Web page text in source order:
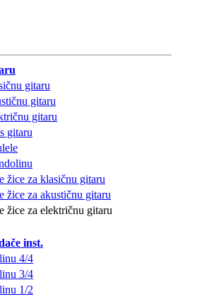
gitaru
gitaru
gitaru
gitaru
žice za klasičnu gitaru
žice za akustičnu gitaru
žice za električnu gitaru
inst.
4/4
3/4
1/2